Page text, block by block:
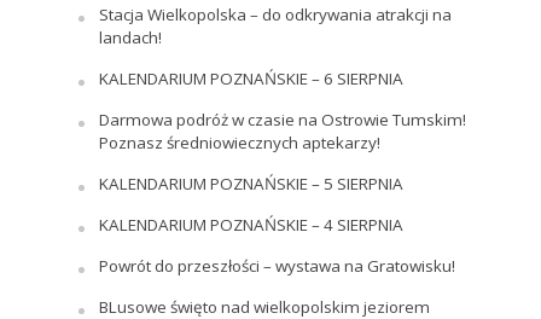
Stacja Wielkopolska – do odkrywania atrakcji na
landach!
KALENDARIUM POZNAŃSKIE – 6 SIERPNIA
Darmowa podróż w czasie na Ostrowie Tumskim!
Poznasz średniowiecznych aptekarzy!
KALENDARIUM POZNAŃSKIE – 5 SIERPNIA
KALENDARIUM POZNAŃSKIE – 4 SIERPNIA
Powrót do przeszłości – wystawa na Gratowisku!
BLusowe święto nad wielkopolskim jeziorem